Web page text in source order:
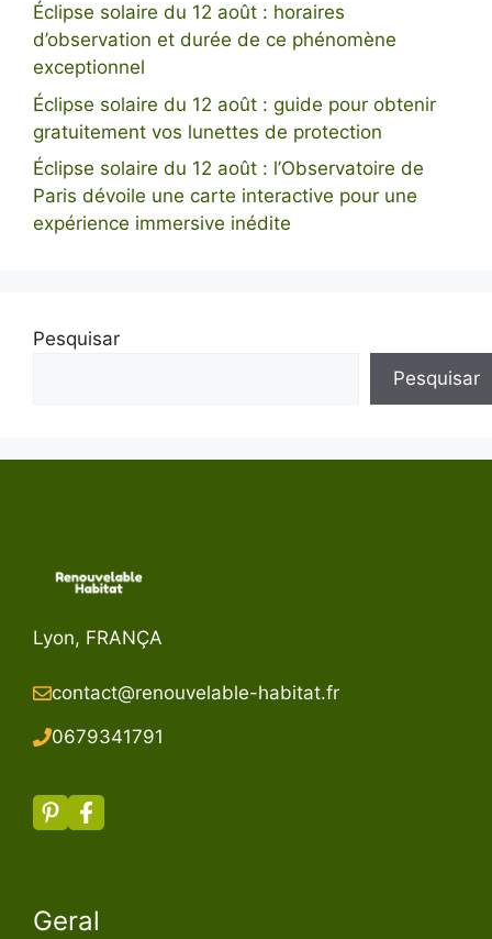
Éclipse solaire du 12 août : horaires
d’observation et durée de ce phénomène
exceptionnel
Éclipse solaire du 12 août : guide pour obtenir
gratuitement vos lunettes de protection
Éclipse solaire du 12 août : l’Observatoire de
Paris dévoile une carte interactive pour une
expérience immersive inédite
Pesquisar
Pesquisar
Lyon, FRANÇA
contact@renouvelable-habitat.fr
0679341791
Geral